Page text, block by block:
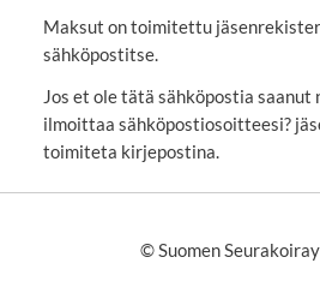
Maksut on toimitettu
sähköpostitse.
Jos et ole tätä sähköpostia
ilmoittaa sähköpostiosoitteesi?
toimiteta kirjepostina.
©Suomen